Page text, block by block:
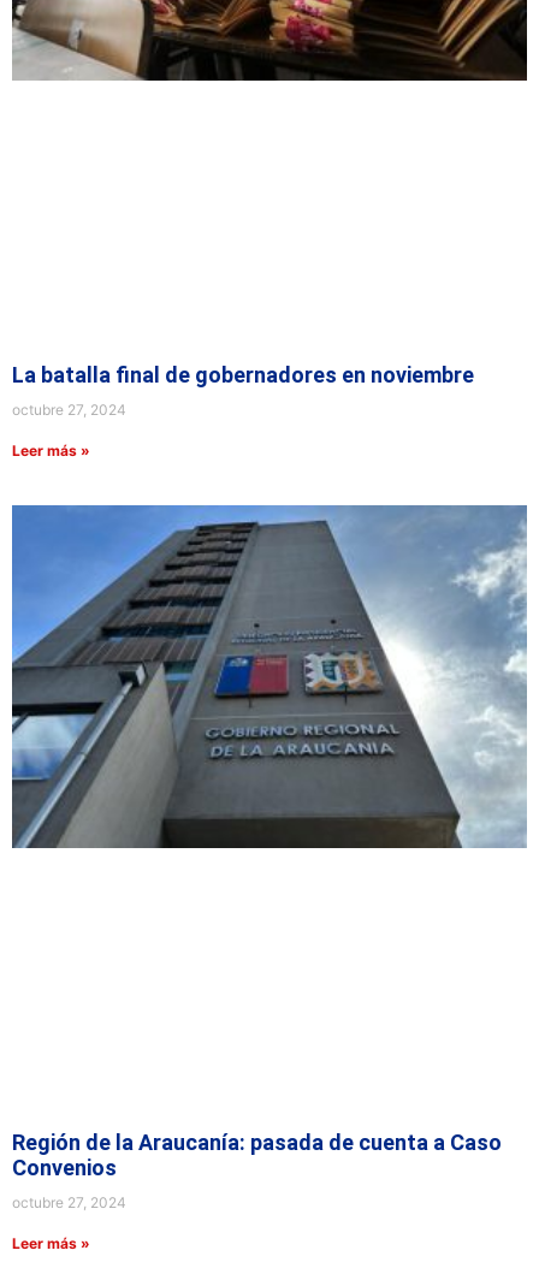
La batalla final de gobernadores en noviembre
octubre 27, 2024
Leer más »
Región de la Araucanía: pasada de cuenta a Caso
Convenios
octubre 27, 2024
Leer más »